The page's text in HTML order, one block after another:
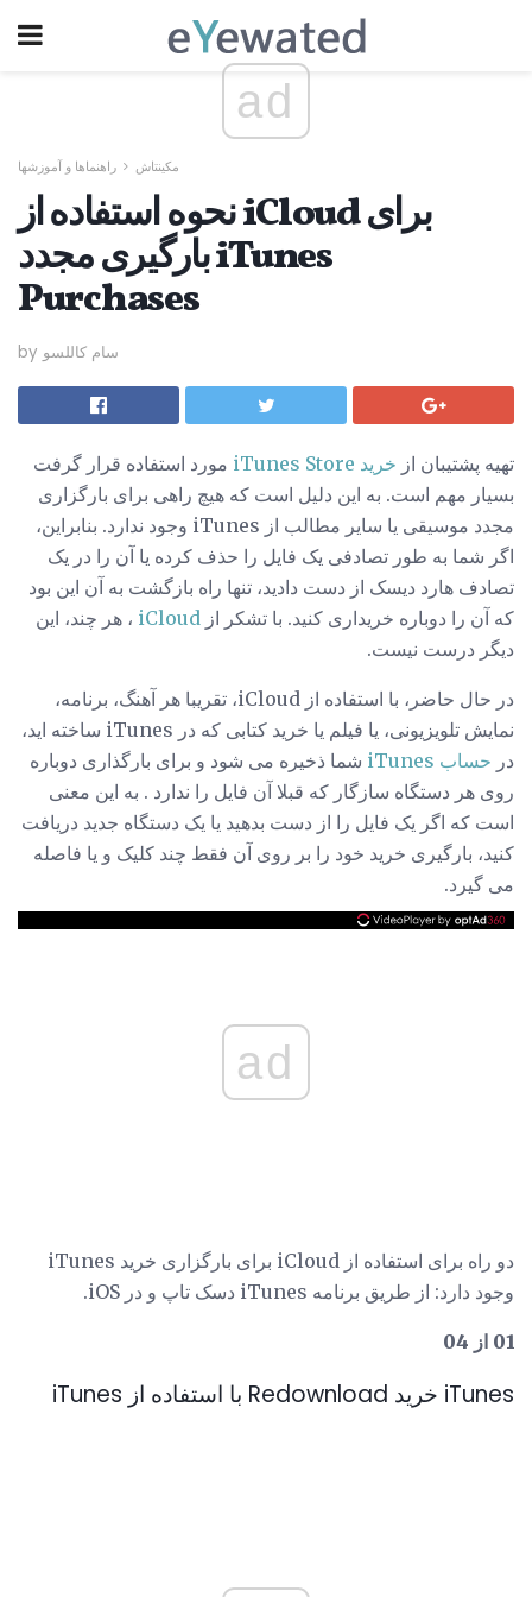
ad
مکینتاش راهنماها و آموزشها
نحوه استفاده از iCloud برای
بارگیری مجدد iTunes
Purchases
by سام کاللسو
تهیه پشتیبان از خرید iTunes Store
مورد استفاده قرار گرفت
بسیار مهم است. به این دلیل است که هیچ راهی برای بارگزاری
مجدد موسیقی یا سایر مطالب از iTunes وجود ندارد. بنابراین،
اگر شما به طور تصادفی یک فایل را حذف کرده یا آن را در یک
تصادف هارد دیسک از دست دادید، تنها راه بازگشت به آن این بود
که آن را دوباره خریداری کنید. با تشکر از iCloud ، هر چند، این
دیگر درست نیست.
در حال حاضر، با استفاده از iCloud، تقریبا هر آهنگ، برنامه،
نمایش تلویزیونی، یا فیلم یا خرید کتابی که در iTunes ساخته اید،
در حساب iTunes
شما ذخیره می شود و برای بارگذاری دوباره
روی هر دستگاه سازگار که قبلا آن فایل را ندارد . به این معنی
است که اگر یک فایل را از دست بدهید یا یک دستگاه جدید دریافت
کنید، بارگیری خرید خود را بر روی آن فقط چند کلیک و یا فاصله
می گیرد.
ad
دو راه برای استفاده از iCloud برای بارگزاری خرید iTunes
وجود دارد: از طریق برنامه iTunes دسک تاپ و در iOS.
01 از 04
iTunes خرید Redownload با استفاده از iTunes